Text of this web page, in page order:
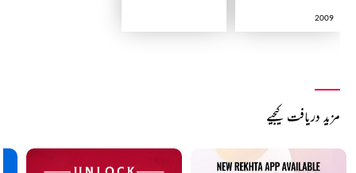
2009
مزید دریافت کیجیے